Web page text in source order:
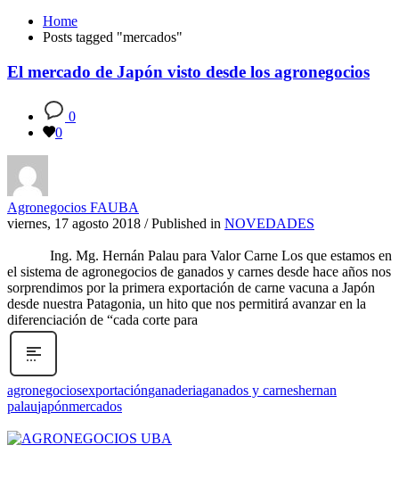
Home
Posts tagged "mercados"
El mercado de Japón visto desde los agronegocios
0
0
Agronegocios FAUBA
viernes, 17 agosto 2018 / Published in NOVEDADES
Ing. Mg. Hernán Palau para Valor Carne Los que estamos en
el sistema de agronegocios de ganados y carnes desde hace años nos
sorprendimos por la primera exportación de carne vacuna a Japón
desde nuestra Patagonia, un hito que nos permitirá avanzar en la
diferenciación de “cada corte para
agronegociosexportaciónganaderiaganados y carneshernan
palaujapónmercados